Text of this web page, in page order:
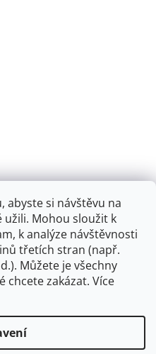
abyste si návštěvu na
užili. Mohou sloužit k
k analýze návštěvnosti
třetích stran (např.
Můžete je všechny
zakázat. Více
+ plnenieshopu.cz